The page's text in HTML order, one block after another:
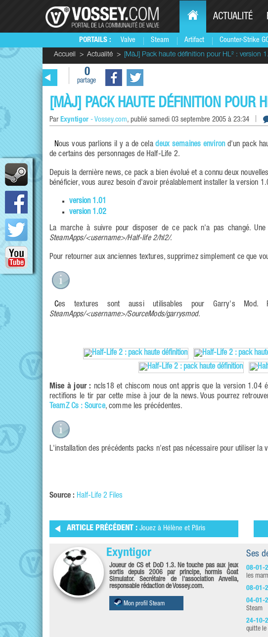
PORTAILS : Valve Steam Artifact Counter-Strike
ACTUALITÉ
Accueil Actualité [MàJ] Pack haute définition pour HL² : version
0
partage
[MÀJ] PACK HAUTE DÉFINITION POUR
Par Exyntigor - Vossey.com, publié samedi 03 septembre 2005 à 23:34
Nous vous parlions il y a de celadeux semaines environd'un pack
de certains des personnages de Half-Life 2.
Depuis la dernière news, ce pack a bien évolué et a connu deux
bénéficier, vous aurez besoin d'avoir préalablement installer la version
version 1.01
version 1.02
La marche à suivre pour disposer de ce pack n'a pas changé.
SteamApps/<username>/Half-life 2/hl2/.
Pour retourner aux anciennes textures, supprimez simplement ce que
Ces textures sont aussi utilisables pour Garry's
SteamApps/<username>/SourceMods/garrysmod.
Mise à jour : ncls18 et chiscom nous ont appris que la version 1.04
rectifions le tir par cette mise à jour de la news. Vous pourrez
TeamZ Cs : Source, comme les précédentes.
L'installation des précédents packs n'est pas nécessaire pour utiliser la
Source : Half-Life 2 Files
ARTICLE PRÉCÉDENT : Jouez à Hélène et Pâris
Exyntigor
Joueur de CS et DoD 1.3. Ne touche pas aux jeux
sortis depuis 2006 par principe, hormis Goat
Simulator. Secrétaire de l'association Anvelia,
responsable rédaction de Vossey.com.
Mon profil Steam
Ses
08-01-
les
08-01-
04-01-
Steam
24-10-
quitte le